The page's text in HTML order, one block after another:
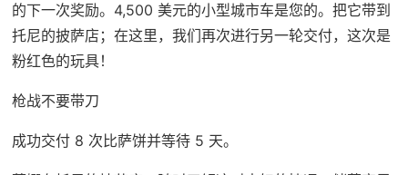
的下一次奖励。4,500 美元的小型城市车是您的。把它带到
托尼的披萨店；在这里，我们再次进行另一轮交付，这次是
粉红色的玩具！
枪战不要带刀
成功交付 8 次比萨饼并等待 5 天。